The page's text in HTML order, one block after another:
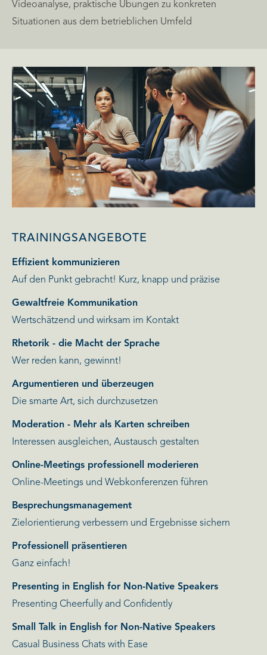
Videoanalyse, praktische Übungen zu konkreten
Situationen aus dem betrieblichen Umfeld
TRAININGSANGEBOTE
Effizient kommunizieren
Auf den Punkt gebracht! Kurz, knapp und präzise
Gewaltfreie Kommunikation
Wertschätzend und wirksam im Kontakt
Rhetorik - die Macht der Sprache
Wer reden kann, gewinnt!
Argumentieren und überzeugen
Die smarte Art, sich durchzusetzen
Moderation - Mehr als Karten schreiben
Interessen ausgleichen, Austausch gestalten
Online-Meetings professionell moderieren
Online-Meetings und Webkonferenzen führen
Besprechungsmanagement
Zielorientierung verbessern und Ergebnisse sichern
Professionell präsentieren
Ganz einfach!
Presenting in English for Non-Native Speakers
Presenting Cheerfully and Confidently
Small Talk in English for Non-Native Speakers
Casual Business Chats with Ease